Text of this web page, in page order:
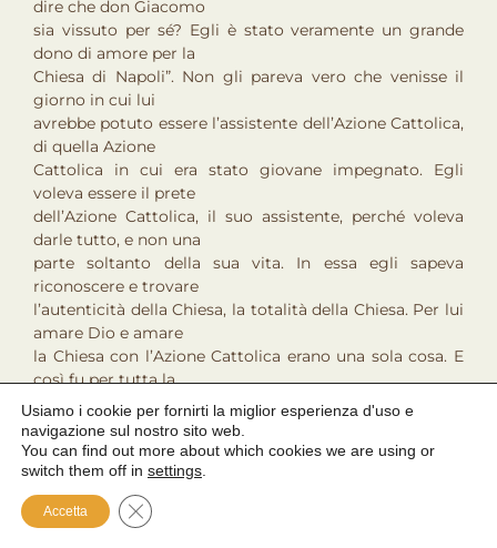
dire che don Giacomo
sia vissuto per sé? Egli è stato veramente un grande
dono di amore per la
Chiesa di Napoli”. Non gli pareva vero che venisse il
giorno in cui lui
avrebbe potuto essere l’assistente dell’Azione Cattolica,
di quella Azione
Cattolica in cui era stato giovane impegnato. Egli
voleva essere il prete
dell’Azione Cattolica, il suo assistente, perché voleva
darle tutto, e non una
parte soltanto della sua vita. In essa egli sapeva
riconoscere e trovare
l’autenticità della Chiesa, la totalità della Chiesa. Per lui
amare Dio e amare
la Chiesa con l’Azione Cattolica erano una sola cosa. E
così fu per tutta la
sua vita, spesa quotidianamente, attimo per attimo,
senza risparmio. “La sua
morte, quindi, è stata l’ultima offerta che egli ha fatto,
l’ultimo atto di
donazione che ha compiuto nelle mani del Padre, per
questa santa Chiesa e
Usiamo i cookie per fornirti la miglior esperienza d'uso e
navigazione sul nostro sito web.
You can find out more about which cookies we are using or
switch them off in settings
Accetta Close GDPR Cookie Banner